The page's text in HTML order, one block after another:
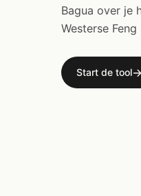
Bagua over je
Westerse
Start de tool→